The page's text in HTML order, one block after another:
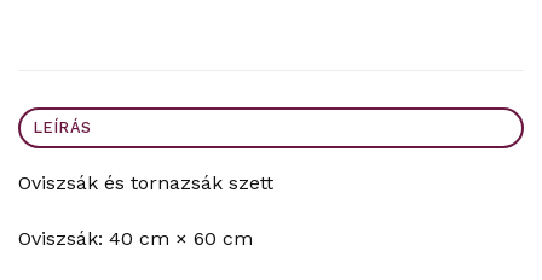
LEÍRÁS
Oviszsák és tornazsák szett
Oviszsák: 40 cm × 60 cm